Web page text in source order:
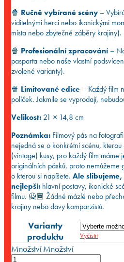
🍿 Ručně vybírané scény –
viditelnými herci nebo ikonickými
místa nebo zbytečné záběry krajiny).
🍿 Profesionální zpracování –
pasparta nebo naše vlastní
zvolené varianty).
🍿 Limitované edice – Každý film
políček. Jakmile se vyprodají,
Velikost: 21 × 14,8 cm
Poznámka: Filmový pás na
nejedná se o konkrétní scénu,
(vintage) kusy, pro každý film máme
originálních pásků, proto nemůžeme
o kterou si napíšete. Ale
nejlepší: hlavní postavy, ikonické
filmu. 🙅🏾 Žádné mázlé nebo
krajiny nebo davy komparzistů.
Varianty
produktu
Vyčistit
MnožstvíMnožství